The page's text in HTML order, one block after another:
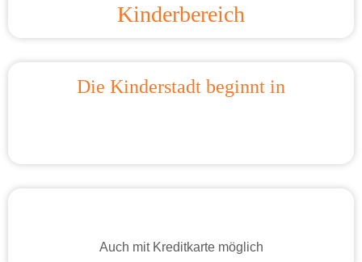
Kinderbereich
Die Kinderstadt beginnt in
Auch mit Kreditkarte möglich